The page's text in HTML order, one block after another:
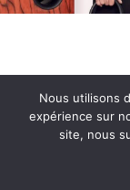
© 2021
Nous utilisons
expérience sur
site, nous